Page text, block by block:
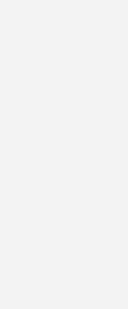
dem ERE
von uns
gebündelt und